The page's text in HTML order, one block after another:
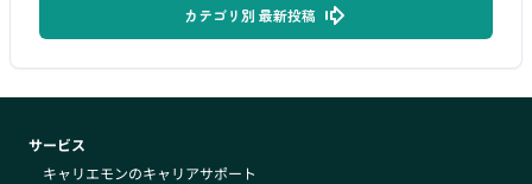
カテゴリ別 最新投稿
サービス
キャリエモンのキャリアサポート